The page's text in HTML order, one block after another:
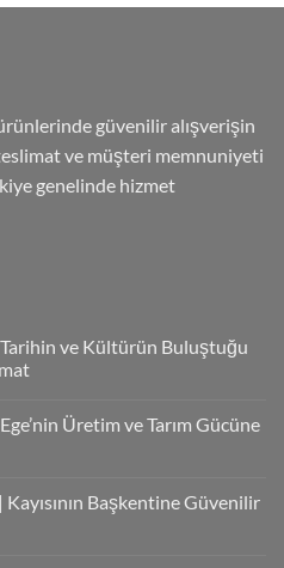
güvenilir alışverişin
ve müşteri memnuniyeti
genelinde hizmet
ve Kültürün Buluştuğu
Üretim ve Tarım Gücüne
Başkentine Güvenilir